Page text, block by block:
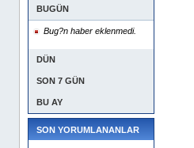
BUGÜN
Bug?n haber eklenmedi.
DÜN
SON 7 GÜN
BU AY
SON YORUMLANANLAR